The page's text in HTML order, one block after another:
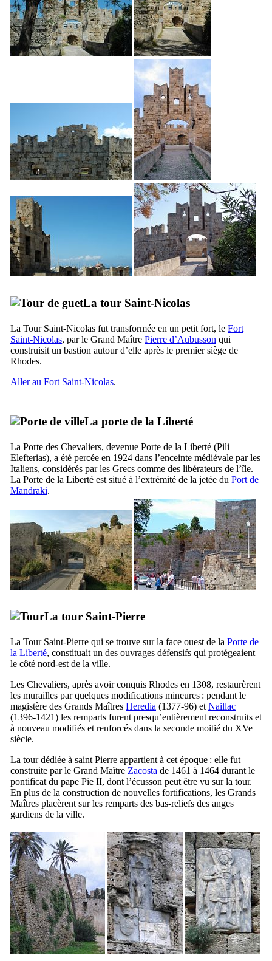
La tour Saint-Nicolas
La Tour Saint-Nicolas fut transformée en un petit fort, le Fort
Saint-Nicolas, par le Grand Maître Pierre d’Aubusson qui
construisit un bastion autour d’elle après le premier siège de
Rhodes.
Aller au Fort Saint-Nicolas.
La porte de la Liberté
La Porte des Chevaliers, devenue Porte de la Liberté (Pili
Elefterias), a été percée en 1924 dans l’enceinte médiévale par les
Italiens, considérés par les Grecs comme des libérateurs de l’île.
La Porte de la Liberté est situé à l’extrémité de la jetée du Port de
Mandraki.
La tour Saint-Pierre
La Tour Saint-Pierre qui se trouve sur la face ouest de la Porte de
la Liberté, constituait un des ouvrages défensifs qui protégeaient
le côté nord-est de la ville.
Les Chevaliers, après avoir conquis Rhodes en 1308, restaurèrent
les murailles par quelques modifications mineures : pendant le
magistère des Grands Maîtres Heredia (1377-96) et Naillac
(1396-1421) les remparts furent presqu’entièrement reconstruits et
à nouveau modifiés et renforcés dans la seconde moitié du XVe
siècle.
La tour dédiée à saint Pierre appartient à cet époque : elle fut
construite par le Grand Maître Zacosta de 1461 à 1464 durant le
pontificat du pape Pie II, dont l’écusson peut être vu sur la tour.
En plus de la construction de nouvelles fortifications, les Grands
Maîtres placèrent sur les remparts des bas-reliefs des anges
gardiens de la ville.